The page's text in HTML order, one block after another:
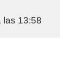
las 13:58